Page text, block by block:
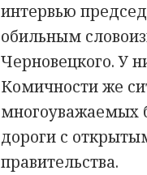
интервью
обильным
Черновецкого. У
Комичности же
многоуважаемых
дороги с
правительства.